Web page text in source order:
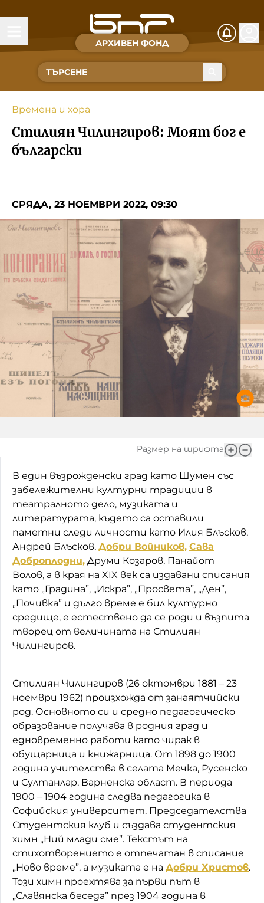
АРХИВЕН ФОНД
Времена и хора
Култура
Музика
Спорт
Съвет за електронни медии
БНР Новини
Детското.БНР
Времена и хора
Стилиян Чилингиров: Моят бог е
български
СРЯДА, 23 НОЕМВРИ 2022, 09:30
Размер на шрифта
В един възрожденски град като Шумен със
забележителни културни традиции в
театралното дело, музиката и
литературата, където са оставили
паметни следи личности като Илия Блъсков,
Андрей Блъсков, Добри Войников, Сава
Доброплодни, Друми Козаров, Панайот
Волов, а в края на XIX век са издавани списания
като „Градина”, „Искра”, „Просвета”, „Ден”,
„Почивка” и дълго време е бил културно
средище, е естествено да се роди и възпита
творец от величината на Стилиян
Чилингиров.
Стилиян Чилингиров (26 октомври 1881 – 23
ноември 1962) произхожда от занаятчийски
род. Основното си и средно педагогическо
образование получава в родния град и
едновременно работи като чирак в
обущарница и книжарница. От 1898 до 1900
година учителства в селата Мечка, Русенско
и Султанлар, Варненска област. В периода
1900 – 1904 година следва педагогика в
Софийския университет. Председателства
Студентския клуб и създава студентския
химн „Ний млади сме”. Текстът на
стихотворението е отпечатан в списание
„Ново време”, а музиката е на Добри Христов.
Този химн проехтява за първи път в
„Славянска беседа” през 1904 година в